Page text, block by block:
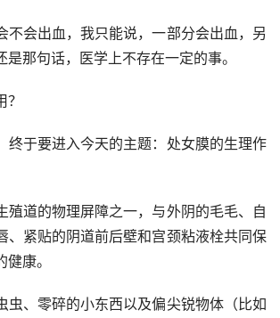
不会出血，我只能说，一部分会出血，另
那句话，医学上不存在一定的事。
？
终于要进入今天的主题：处女膜的生理作
殖道的物理屏障之一，与外阴的毛毛、自
、紧贴的阴道前后壁和宫颈粘液栓共同保
康。
虫、零碎的小东西以及偏尖锐物体（比如